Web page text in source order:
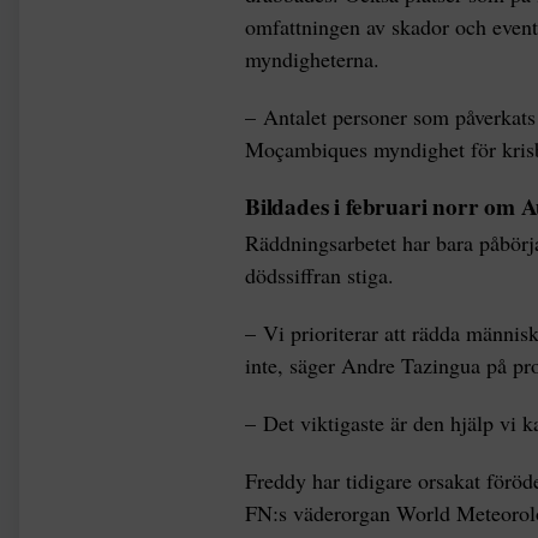
omfattningen av skador och
myndigheterna.
– Antalet personer som
Moçambiques myndighet för
Bildades i februari norr om
Räddningsarbetet har bara
dödssiffran stiga.
– Vi prioriterar att rädda
inte, säger Andre Tazingua på
– Det viktigaste är den hjälp vi
Freddy har tidigare orsakat
FN:s väderorgan World